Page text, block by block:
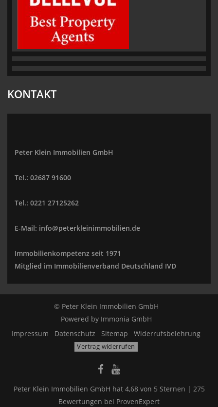
KONTAKT
Peter Klein Immobilien GmbH
Tel.: 02687 91600
Tel.: 0221 27125262
E-Mail: info@peterkleinimmobilien.de
Immobilienkompetenz seit 1971
Mitglied im Immobilienverband Deutschland IVD
© Peter Klein Immobilien GmbH
Powered by Immonia GmbH
Impressum
Datenschutz Sitemap Widerrufsbelehrung
Vertrag widerrufen
Peter Klein Immobilien GmbH hat 4,68von 5 Sternen | 275
Bewertungen bei ProvenExpert